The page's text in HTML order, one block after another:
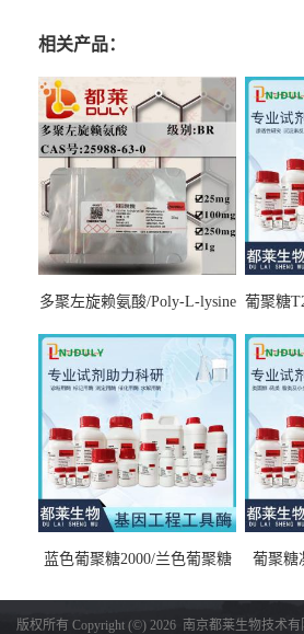
相关产品：
多聚左旋赖氨酸/Poly-L-lysine
7000，分子量7000-15000，分
子量2万～4万，分子量3～7
万，分子量7～15万，分子量
15～30万
葡聚糖
蓝色葡聚糖2000/兰色葡聚糖
葡聚糖
版权所有 Copyright (©) 2026 南京都莱生物技术有